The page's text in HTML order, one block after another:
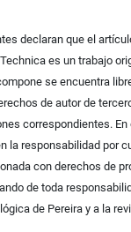
declaran que el
es un trabajo
se encuentra
de autor de
correspondientes.
la responsabilidad por
con derechos de
de toda
de Pereira y a la